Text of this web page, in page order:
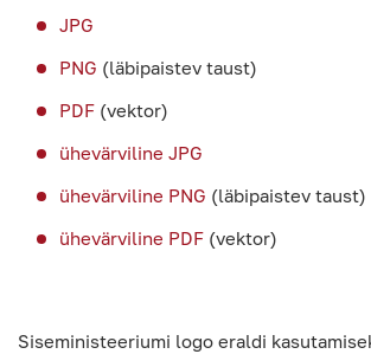
JPG
PNG (läbipaistev taust)
PDF (vektor)
ühevärviline JPG
ühevärviline PNG (läbipaistev taust)
ühevärviline PDF (vektor)
Siseministeeriumi logo eraldi